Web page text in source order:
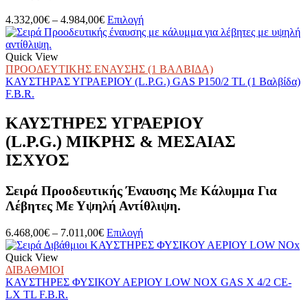
4.332,00€ – 4.984,00€Price
range:
4.984,00€
ΕπιλογήΑυτό
το
πολλαπλές
παραλλαγές.
μπορούν
να
επιλεγούν
προϊόντος
Quick View
ΠΡΟΟΔΕΥΤΙΚΗΣ ΕΝΑΥΣΗΣ (1 ΒΑΛΒΙΔΑ)
ΚΑΥΣΤΗΡΑΣ ΥΓΡΑΕΡΙΟΥ (L.P.G.) GAS P150/2 TL (1 Βαλβίδα)
F.B.R.
ΚΑΥΣΤΗΡΕΣ ΥΓΡΑΕΡΙΟΥ
(L.P.G.) ΜΙΚΡΗΣ & ΜΕΣΑΙΑΣ
ΙΣΧΥΟΣ
Σειρά Προοδευτικής Έναυσης Με Κάλυμμα Για
Λέβητες Με Υψηλή Αντίθλιψη.
6.468,00€ – 7.011,00€Price
range:
7.011,00€
ΕπιλογήΑυτό
το
πολλαπλές
Quick View
ΔΙΒΑΘΜΙΟΙ
ΚΑΥΣΤΗΡΕΣ ΦΥΣΙΚΟΥ ΑΕΡΙΟΥ LOW NOX GAS X 4/2 CE-
LX TL F.B.R.